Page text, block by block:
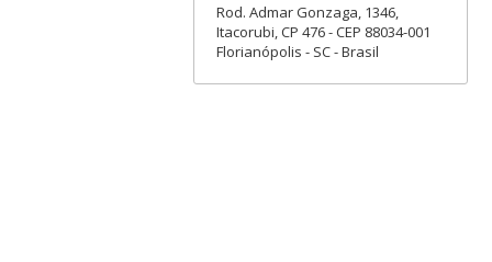
Rod. Admar Gonzaga, 1346,
Itacorubi, CP 476 - CEP 88034-001
Florianópolis - SC - Brasil